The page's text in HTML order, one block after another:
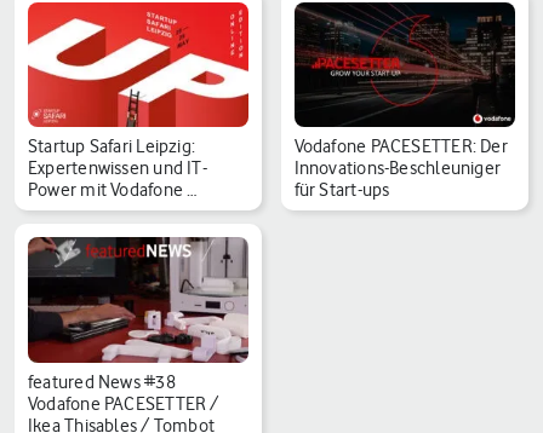
Startup Safari Leipzig:
Expertenwissen und IT-
Power mit Vodafone …
Vodafone PACESETTER: Der
Innovations-Beschleuniger
für Start-ups
featured News #38
Vodafone PACESETTER /
Ikea Thisables / Tombot